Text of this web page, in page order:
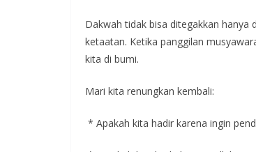
Dakwah tidak bisa ditegakkan hanya
ketaatan. Ketika panggilan
kita di bumi.
Mari kita renungkan kembali:
* Apakah kita hadir karena ingin